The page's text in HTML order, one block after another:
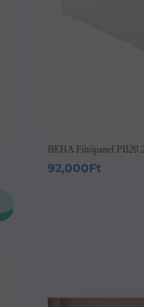
BEHA Fűtőpanel PB20
92,000Ft